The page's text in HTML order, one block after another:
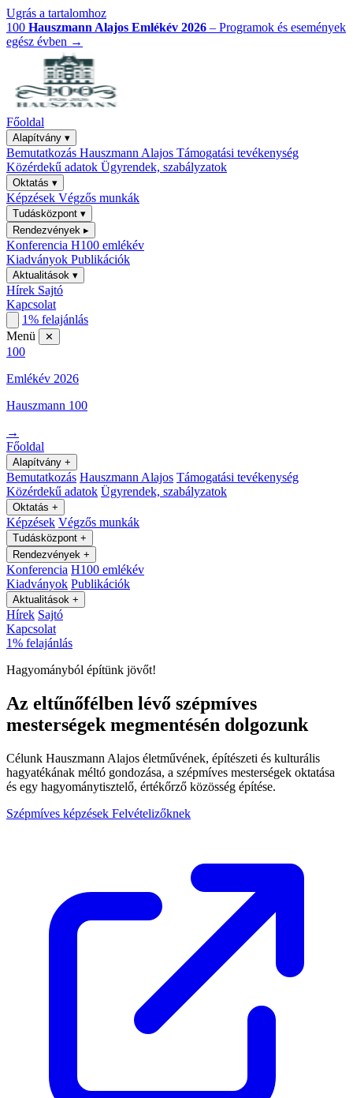
Ugrás a tartalomhoz
100 Hauszmann Alajos Emlékév 2026 – Programok és események
egész évben →
Főoldal
Alapítvány ▾
Bemutatkozás Hauszmann Alajos Támogatási tevékenység
Közérdekű adatok Ügyrendek, szabályzatok
Oktatás ▾
Képzések Végzős munkák
Tudásközpont ▾
Rendezvények ▸
Konferencia H100 emlékév
Kiadványok Publikációk
Aktualitások ▾
Hírek Sajtó
Kapcsolat
1% felajánlás
Menü
✕
100
Emlékév 2026
Hauszmann 100
→
Főoldal
Alapítvány +
Bemutatkozás Hauszmann Alajos Támogatási tevékenység
Közérdekű adatok Ügyrendek, szabályzatok
Oktatás +
Képzések Végzős munkák
Tudásközpont +
Rendezvények +
Konferencia H100 emlékév
Kiadványok Publikációk
Aktualitások +
Hírek Sajtó
Kapcsolat
1% felajánlás
Hagyományból építünk jövőt!
Az eltűnőfélben lévő szépmíves
mesterségek megmentésén dolgozunk
Célunk Hauszmann Alajos életművének, építészeti és kulturális
hagyatékának méltó gondozása, a szépmíves mesterségek oktatása
és egy hagyománytisztelő, értékőrző közösség építése.
Szépmíves képzések Felvételizőknek